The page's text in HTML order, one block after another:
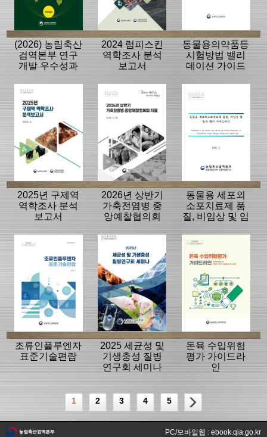
(2026) 농림축산
검역본부 연구
개발 우수성과
2024 럼피스킨
역학조사 분석
보고서
동물용의약품등
시험방법 밸리
데이션 가이드
2025년 구제역
역학조사 분석
보고서
2026년 상반기
가축전염병 중
앙예찰협의회
동물용 세포외
소포치료제 품
질, 비임상 및 임
라인
조류인플루엔자
표준기술편람
2025 세균성 및
기생충성 질병
연구회 세미나
돈육 수입위험
평가 가이드라
인
1 2 3 4 5
PC/모바일웹 : ebook.qia.go.kr